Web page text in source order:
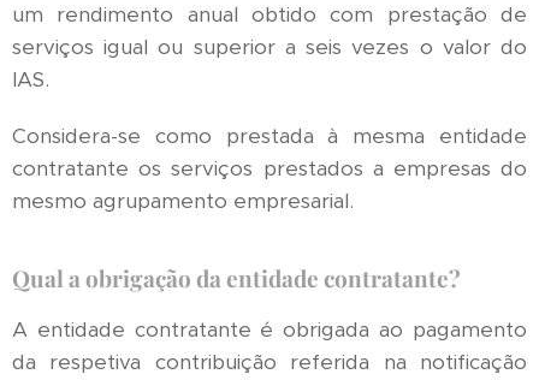
um rendimento anual obtido com prestação de
serviços igual ou superior a seis vezes o valor do
IAS.
Considera-se como prestada à mesma entidade
contratante os serviços prestados a empresas do
mesmo agrupamento empresarial.
Qual a obrigação da entidade contratante?
A entidade contratante é obrigada ao pagamento
da respetiva contribuição referida na notificação